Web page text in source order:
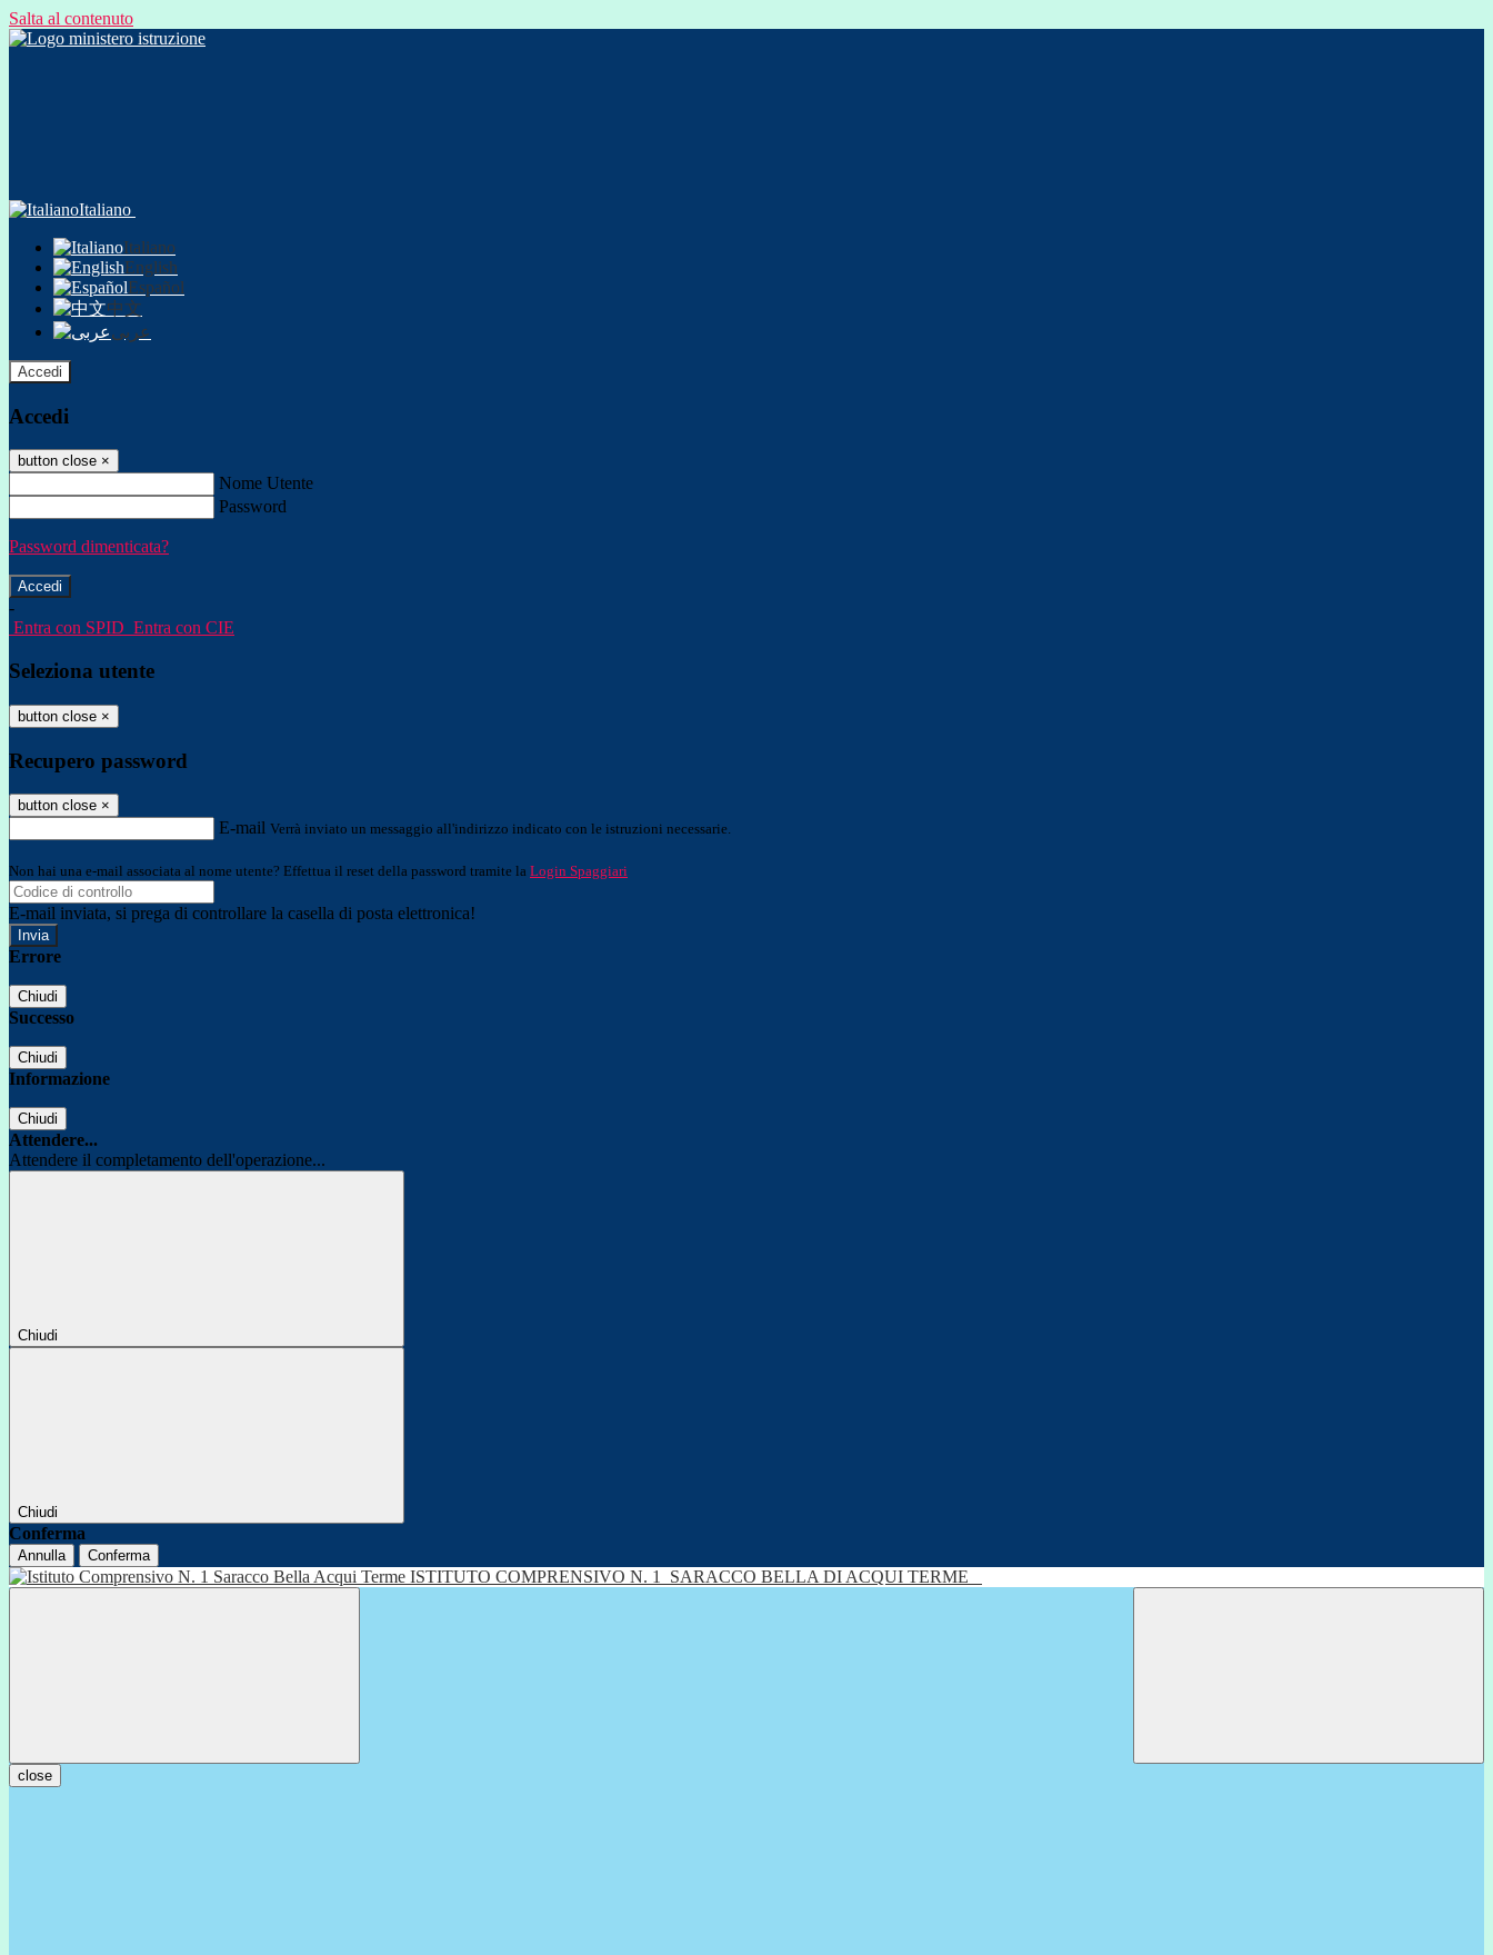
Salta al contenuto
Italiano
Italiano
English
Español
中文
عربى
Accedi
Accedi
button close ×
Nome Utente
Password
Password dimenticata?
-
Entra con SPID Entra con CIE
Seleziona utente
button close ×
Recupero password
button close ×
E-mail Verrà inviato un messaggio all'indirizzo indicato con le istruzioni necessarie.
Non hai una e-mail associata al nome utente? Effettua il reset della password tramite la Login Spaggiari
E-mail inviata, si prega di controllare la casella di posta elettronica!
Errore
Chiudi
Successo
Chiudi
Informazione
Chiudi
Attendere...
Attendere il completamento dell'operazione...
Chiudi
Chiudi
Conferma
Annulla Conferma
ISTITUTO COMPRENSIVO N. 1 SARACCO BELLA DI ACQUI TERME
close